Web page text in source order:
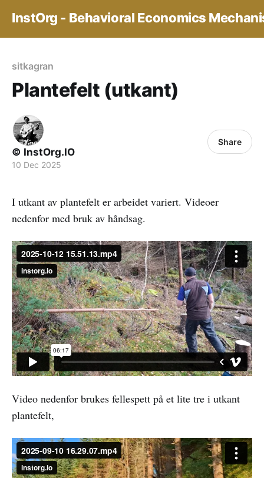
InstOrg - Behavioral Economics
sitkagran
Plantefelt (utkant)
© InstOrg.IO
10 Dec 2025
Share
I utkant av plantefelt er arbeidet variert. Videoer
nedenfor med bruk av håndsag.
Video nedenfor brukes fellespett på et lite tre i utkant
plantefelt,